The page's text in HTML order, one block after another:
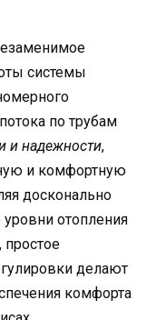
системы
по трубам
и надежности,
и комфортную
досконально
отопления
простое
делают
комфорта